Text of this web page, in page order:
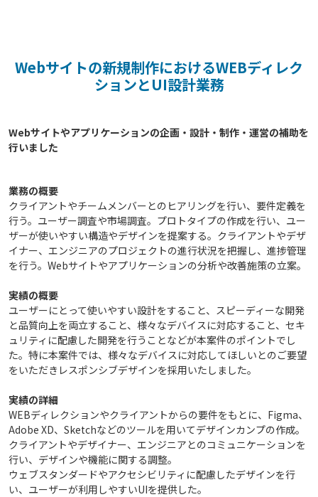
Webサイトの新規制作におけるWEBディレク
ションとUI設計業務
Webサイトやアプリケーションの企画・設計・制作・運営の補助を
業務の概要
クライアントやチームメンバーとのヒアリングを行い、要件定義を
行う。ユーザー調査や市場調査。プロトタイプの作成を行い、ユー
ザーが使いやすい構造やデザインを提案する。クライアントやデザ
イナー、エンジニアのプロジェクトの進行状況を把握し、進捗管理
を行う。Webサイトやアプリケーションの分析や改善施策の立案。
実績の概要
ユーザーにとって使いやすい設計をすること、スピーディーな開発
と品質向上を両立すること、様々なデバイスに対応すること、セキ
ュリティに配慮した開発を行うことなどが本案件のポイントでし
た。特に本案件では、様々なデバイスに対応してほしいとのご要望
をいただきレスポンシブデザインを採用いたしました。
実績の詳細
WEBディレクションやクライアントからの要件をもとに、Figma、
Adobe XD、Sketchなどのツールを用いてデザインカンプの作成。
クライアントやデザイナー、エンジニアとのコミュニケーションを
行い、デザインや機能に関する調整。
ウェブスタンダードやアクセシビリティに配慮したデザインを行
い、ユーザーが利用しやすいUIを提供した。